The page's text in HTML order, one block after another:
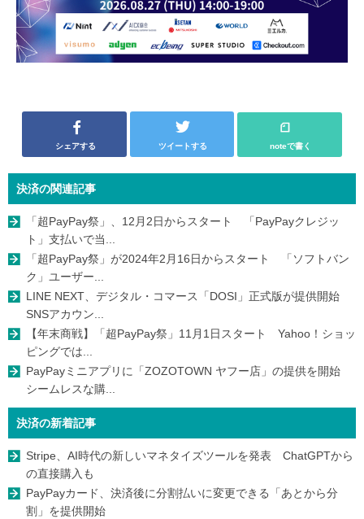
シェアする ツイートする noteで書く
決済の関連記事
「超PayPay祭」、12月2日からスタート 「PayPayクレジッ
ト」支払いで当...
「超PayPay祭」が2024年2月16日からスタート 「ソフトバン
ク」ユーザー...
LINE NEXT、デジタル・コマース「DOSI」正式版が提供開始
SNSアカウン...
【年末商戦】「超PayPay祭」11月1日スタート Yahoo！ショッ
ピングでは...
PayPayミニアプリに「ZOZOTOWN ヤフー店」の提供を開始
シームレスな購...
決済の新着記事
Stripe、AI時代の新しいマネタイズツールを発表 ChatGPTから
の直接購入も
PayPayカード、決済後に分割払いに変更できる「あとから分
割」を提供開始